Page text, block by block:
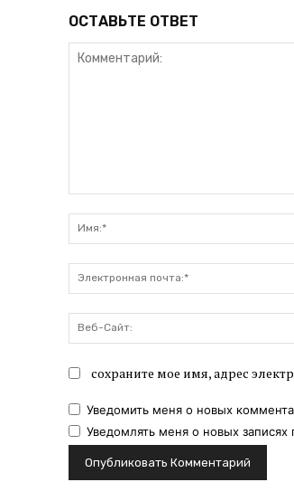
ОСТАВЬТЕ ОТВЕТ
сохраните мое имя, адрес
Уведомить меня о новых
Уведомлять меня о новых записях